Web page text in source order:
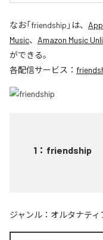
なお「friendship 」は、
Music、 Amazon Music
ができる。
各配信サービス：
1 ： friendship
ジャンル： オルタナティ